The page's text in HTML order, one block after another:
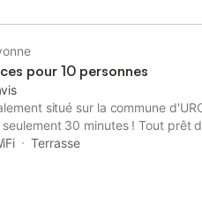
pour 10 personnes
situé sur la commune
30 minutes ! Tout prêt
Notre logement est
Terrasse